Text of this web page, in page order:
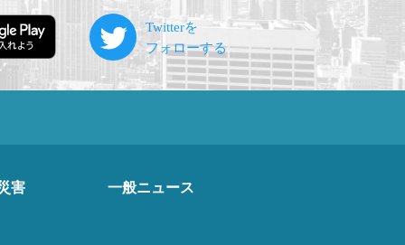
害 一般ニュース